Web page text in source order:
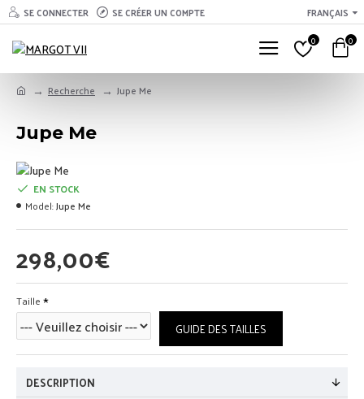
SE CONNECTER SE CRÉER UN COMPTE
FRANÇAIS
0
0
Recherche Jupe Me
Jupe Me
298,00€
EN STOCK
Model:Jupe Me
Taille
GUIDE DES TAILLES
DESCRIPTION